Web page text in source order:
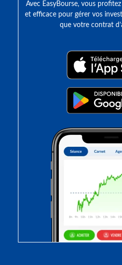
Avec EasyBourse, vous
et efficace pour gérer vos
que votre contrat